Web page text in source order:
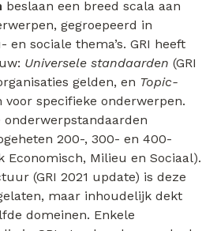
beslaan een breed scala aan
gegroepeerd in
sociale thema’s. GRI heeft
Universele standaarden (GRI
gelden, en Topic-
voor specifieke onderwerpen.
onderwerpstandaarden
200-, 300- en 400-
Economisch, Milieu en Sociaal).
(GRI 2021 update) is deze
maar inhoudelijk dekt
domeinen. Enkele